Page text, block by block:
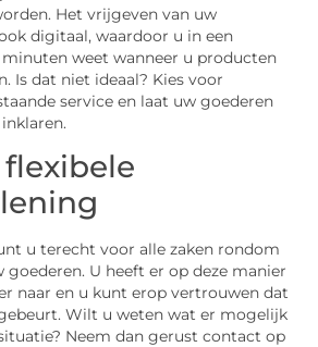
Het vrijgeven van uw
digitaal, waardoor u in een
minuten weet wanneer u producten
Is dat niet ideaal? Kies voor
service en laat uw goederen
u terecht voor alle zaken rondom
goederen. U heeft er op deze manier
naar en u kunt erop vertrouwen dat
Wilt u weten wat er mogelijk
Neem dan gerust contact op